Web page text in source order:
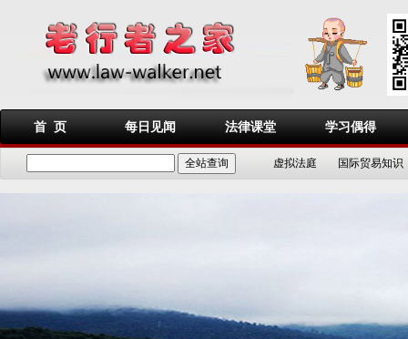
首 页 每日见闻 法律课堂 学习偶得
虚拟法庭 国际贸易知识